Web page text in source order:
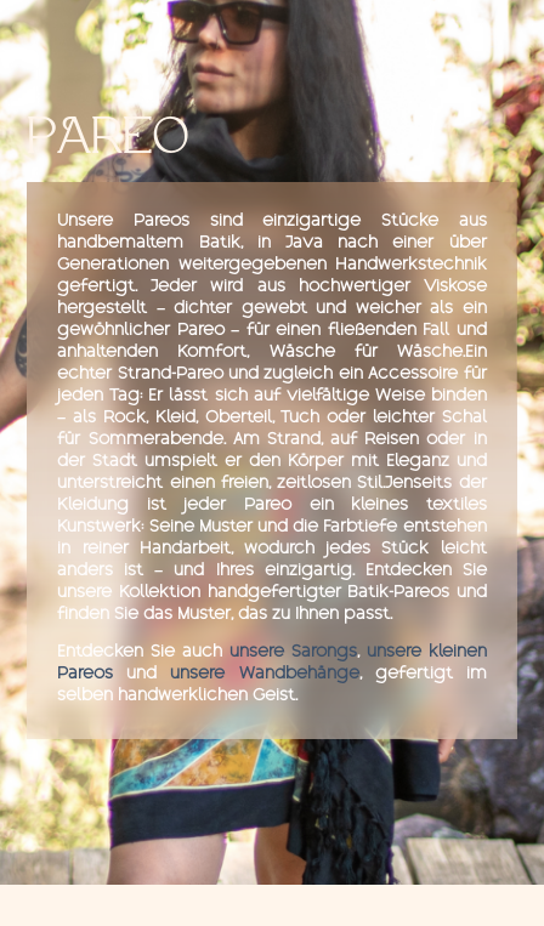
PAREO
Unsere Pareos sind einzigartige Stücke aus
handbemaltem Batik, in Java nach einer über
Generationen weitergegebenen Handwerkstechnik
gefertigt. Jeder wird aus hochwertiger Viskose
hergestellt – dichter gewebt und weicher als ein
gewöhnlicher Pareo – für einen fließenden Fall und
anhaltenden Komfort, Wäsche für Wäsche.Ein
echter Strand-Pareo und zugleich ein Accessoire für
jeden Tag: Er lässt sich auf vielfältige Weise binden
– als Rock, Kleid, Oberteil, Tuch oder leichter Schal
für Sommerabende. Am Strand, auf Reisen oder in
der Stadt umspielt er den Körper mit Eleganz und
unterstreicht einen freien, zeitlosen Stil.Jenseits der
Kleidung ist jeder Pareo ein kleines textiles
Kunstwerk: Seine Muster und die Farbtiefe entstehen
in reiner Handarbeit, wodurch jedes Stück leicht
anders ist – und Ihres einzigartig. Entdecken Sie
unsere Kollektion handgefertigter Batik-Pareos und
finden Sie das Muster, das zu Ihnen passt.
Entdecken Sie auch unsere Sarongs, unsere kleinen
Pareos und unsere Wandbehänge, gefertigt im
selben handwerklichen Geist.